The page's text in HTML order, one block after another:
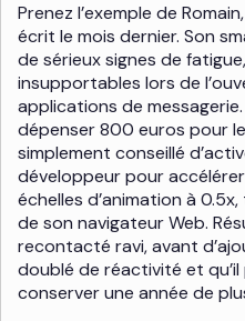
Prenez l’exemple de
écrit le mois dernier. Son
de sérieux signes de
insupportables lors de
applications de
dépenser 800 euros pour
simplement conseillé
développeur pour
échelles d’animation à
de son navigateur Web.
recontacté ravi, avant
doublé de réactivité et
conserver une année de